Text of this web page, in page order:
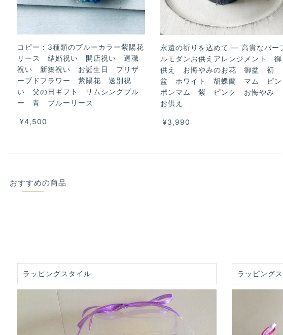
コピー：3種類のブルーカラー紫陽花
リース 結婚祝い 開店祝い 退職
祝い 新築祝い お誕生日 プリザ
ーブドフラワー 紫陽花 送別祝
い 父の日ギフト サムシングブル
ー 青 ブルーリース
¥4,500
永遠の祈りを込めて — 高貴なパー
ルモダンお供えアレンジメント 御
供え お悔やみのお花 御盆 初
盆 ホワイト 胡蝶蘭 マム ピン
ポンマム 紫 ピンク お悔やみ
お供え
¥3,990
おすすめの商品
ラッピングスタイル ラッピング